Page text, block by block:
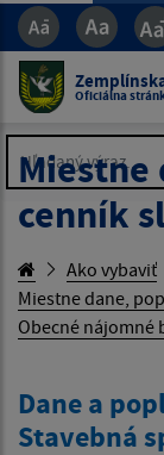
Oficiálna
Hľadaný výraz...
Hľadaný výraz...
cenník
Ako vybaviť
Miestne dane,
Obecné nájomné
Dane a
Stavebná